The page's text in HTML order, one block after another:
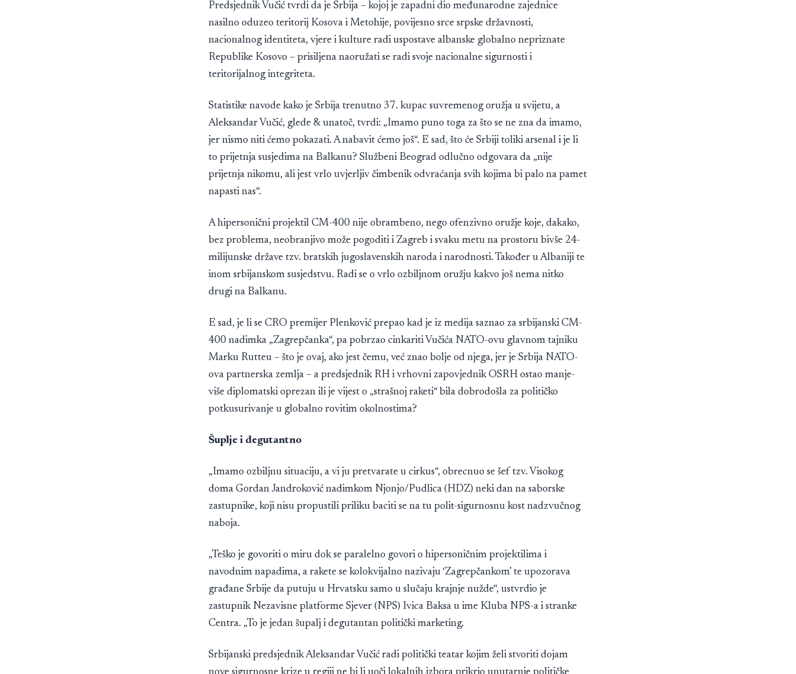
Predsjednik Vučić tvrdi da je Srbija – kojoj je zapadni dio međunarodne zajednice
nasilno oduzeo teritorij Kosova i Metohije, povijesno srce srpske državnosti,
nacionalnog identiteta, vjere i kulture radi uspostave albanske globalno nepriznate
Republike Kosovo – prisiljena naoružati se radi svoje nacionalne sigurnosti i
teritorijalnog integriteta.
Statistike navode kako je Srbija trenutno 37. kupac suvremenog oružja u svijetu, a
Aleksandar Vučić, glede & unatoč, tvrdi: „Imamo puno toga za što se ne zna da imamo,
jer nismo niti ćemo pokazati. A nabavit ćemo još“. E sad, što će Srbiji toliki arsenal i je li
to prijetnja susjedima na Balkanu? Službeni Beograd odlučno odgovara da „nije
prijetnja nikomu, ali jest vrlo uvjerljiv čimbenik odvraćanja svih kojima bi palo na pamet
napasti nas“.
A hipersonični projektil CM-400 nije obrambeno, nego ofenzivno oružje koje, dakako,
bez problema, neobranjivo može pogoditi i Zagreb i svaku metu na prostoru bivše 24-
milijunske države tzv. bratskih jugoslavenskih naroda i narodnosti. Također u Albaniji te
inom srbijanskom susjedstvu. Radi se o vrlo ozbiljnom oružju kakvo još nema nitko
drugi na Balkanu.
E sad, je li se CRO premijer Plenković prepao kad je iz medija saznao za srbijanski CM-
400 nadimka „Zagrepčanka“, pa pobrzao cinkariti Vučića NATO-ovu glavnom tajniku
Marku Rutteu – što je ovaj, ako jest čemu, već znao bolje od njega, jer je Srbija NATO-
ova partnerska zemlja – a predsjednik RH i vrhovni zapovjednik OSRH ostao manje-
više diplomatski oprezan ili je vijest o „strašnoj raketi“ bila dobrodošla za političko
potkusurivanje u globalno rovitim okolnostima?
Šuplje i degutantno
„Imamo ozbiljnu situaciju, a vi ju pretvarate u cirkus“, obrecnuo se šef tzv. Visokog
doma Gordan Jandroković nadimkom Njonjo/Pudlica (HDZ) neki dan na saborske
zastupnike, koji nisu propustili priliku baciti se na tu polit-sigurnosnu kost nadzvučnog
naboja.
„Teško je govoriti o miru dok se paralelno govori o hipersoničnim projektilima i
navodnim napadima, a rakete se kolokvijalno nazivaju ‘Zagrepčankom’ te upozorava
građane Srbije da putuju u Hrvatsku samo u slučaju krajnje nužde“, ustvrdio je
zastupnik Nezavisne platforme Sjever (NPS) Ivica Baksa u ime Kluba NPS-a i stranke
Centra. „To je jedan šupalj i degutantan politički marketing.
Srbijanski predsjednik Aleksandar Vučić radi politički teatar kojim želi stvoriti dojam